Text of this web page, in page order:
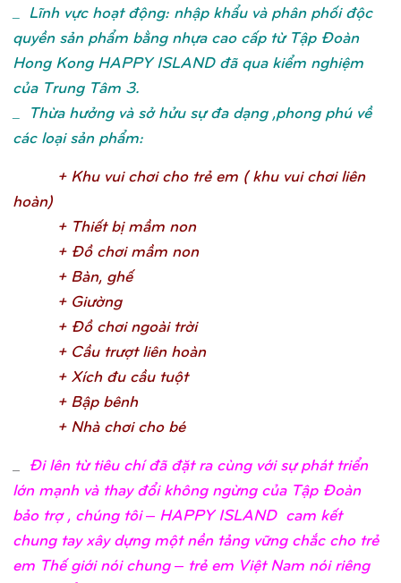
_ Lĩnh vực hoạt động: nhập khẩu và phân phối độc
quyền sản phẩm bằng nhựa cao cấp từ Tập Đoàn
Hong Kong HAPPY ISLAND đã qua kiểm nghiệm
của Trung Tâm 3.
_ Thừa hưởng và sở hửu sự đa dạng ,phong phú về
các loại sản phẩm:
+ Khu vui chơi cho trẻem ( khu vui chơi liên
hoàn)
+ Thiết bịmầm non
+ Đồchơi mầm non
+ Bàn, ghế
+ Giường
+ Đồchơi ngoài trời
+ Cầu trượt liên hoàn
+ Xích đu cầu tuột
+ Bập bênh
+ Nhà chơi cho bé
Đi lên từ tiêu chí đã đặt ra cùng với sự phát triển
lớn mạnh và thay đổi không ngừng của Tập Đoàn
bảo trợ , chúng tôi – HAPPY ISLAND cam kết
chung tay xây dựng một nền tảng vững chắc cho trẻ
em Thế giới nói chung – trẻ em Việt Nam nói riêng